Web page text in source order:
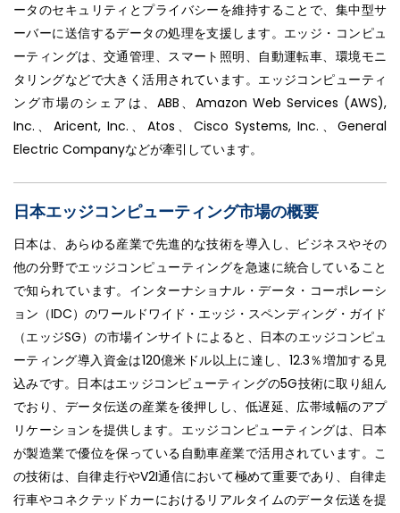
ータのセキュリティとプライバシーを維持することで、集中型サ
ーバーに送信するデータの処理を支援します。エッジ・コンピュ
ーティングは、交通管理、スマート照明、自動運転車、環境モニ
タリングなどで大きく活用されています。エッジコンピューティ
ング市場のシェアは、ABB、Amazon Web Services (AWS),
Inc.、Aricent, Inc.、Atos、Cisco Systems, Inc.、General
Electric Companyなどが牽引しています。
日本エッジコンピューティング市場の概要
日本は、あらゆる産業で先進的な技術を導入し、ビジネスやその
他の分野でエッジコンピューティングを急速に統合していること
で知られています。インターナショナル・データ・コーポレーシ
ョン（IDC）のワールドワイド・エッジ・スペンディング・ガイド
（エッジSG）の市場インサイトによると、日本のエッジコンピュ
ーティング導入資金は120億米ドル以上に達し、12.3％増加する見
込みです。日本はエッジコンピューティングの5G技術に取り組ん
でおり、データ伝送の産業を後押しし、低遅延、広帯域幅のアプ
リケーションを提供します。エッジコンピューティングは、日本
が製造業で優位を保っている自動車産業で活用されています。こ
の技術は、自律走行やV2I通信において極めて重要であり、自律走
行車やコネクテッドカーにおけるリアルタイムのデータ伝送を提